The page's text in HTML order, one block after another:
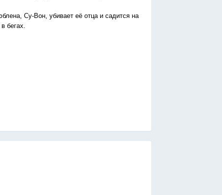
Су-Вон, убивает её отца и садится на
бегах.